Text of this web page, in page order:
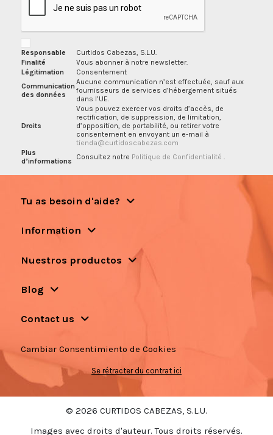
Responsable
Curtidos Cabezas, S.L.U.
Finalité
Vous abonner à notre newsletter.
Légitimation
Consentement
Communication
des données
Aucune communication n’est effectuée, sauf aux
fournisseurs de services d’hébergement situés
dans l’UE.
Droits
Vous pouvez exercer vos droits d’accès, de
rectification, de suppression, de limitation,
d’opposition, de portabilité, ou retirer votre
consentement en envoyant un e-mail à
tienda@curtidoscabezas.com
Plus
d’informations
Consultez notre Politique de Confidentialité
Tu as besoin d'aide?
Information
Nuestros productos
Blog
Contact us
Cambiar Consentimiento de Cookies
Se rétracter du contrat ici
© 2026 CURTIDOS CABEZAS, S.L.U.
Images avec droits d'auteur. Tous droits réservés.